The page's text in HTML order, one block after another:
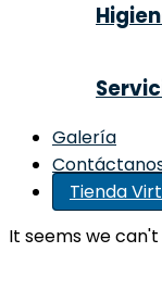
Galería
Tienda
It seems we